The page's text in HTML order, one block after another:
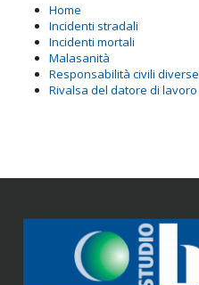
Home
Incidenti stradali
Incidenti mortali
Malasanità
Responsabilità civili diverse
Rivalsa del datore di lavoro